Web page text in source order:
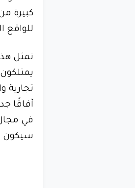
كبيرة
للواقع
تمثل
تجارية
آفاقًا
في
سيكون